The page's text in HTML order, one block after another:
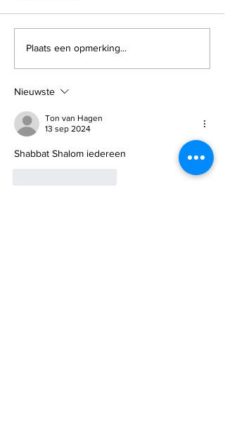
Shabbat Shalom
Plaats een opmerking...
Nieuwste
Ton van Hagen
13 sep 2024
Shabbat Shalom iedereen